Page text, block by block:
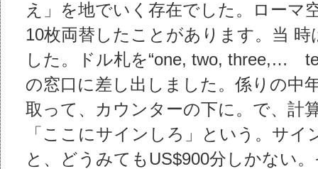
え」を地でいく存在でした。ローマ
10枚両替したことがあります。当
した。ドル札を“one, two, three,…
の窓口に差し出しました。係りの中
取って、カウンターの下に。で、計
「ここにサインしろ」という。サ
と、どうみてもUS$900分しかない